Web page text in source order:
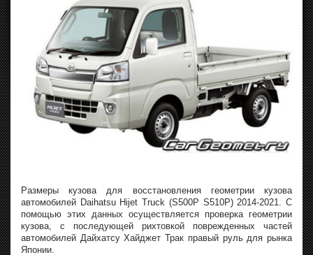
Размеры кузова для восстановления геометрии кузова
автомобилей Daihatsu Hijet Truck (S500P S510P) 2014-2021. С
помощью этих данных осуществляется проверка геометрии
кузова, с последующей рихтовкой поврежденных частей
автомобилей Дайхатсу Хайджет Трак правый руль для рынка
Японии.